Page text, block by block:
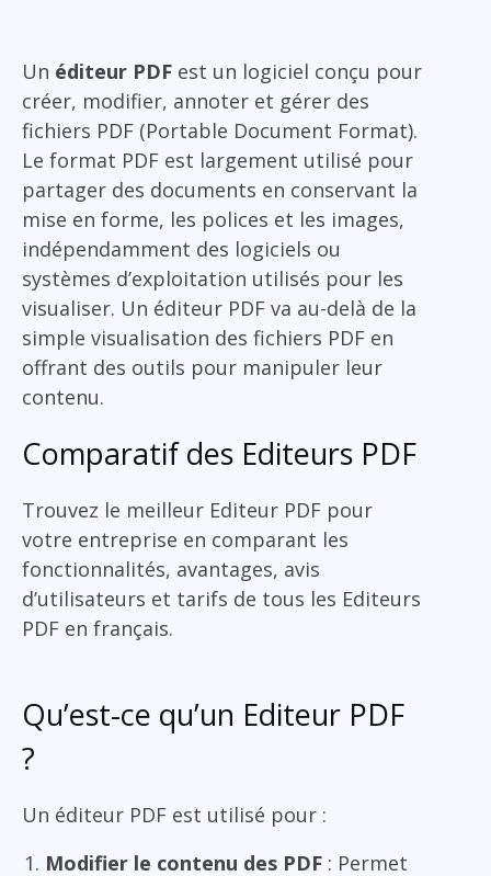
Un éditeur PDF est un logiciel conçu pour
créer, modifier, annoter et gérer des
fichiers PDF (Portable Document Format).
Le format PDF est largement utilisé pour
partager des documents en conservant la
mise en forme, les polices et les images,
indépendamment des logiciels ou
systèmes d’exploitation utilisés pour les
visualiser. Un éditeur PDF va au-delà de la
simple visualisation des fichiers PDF en
offrant des outils pour manipuler leur
contenu.
Comparatif des Editeurs PDF
Trouvez le meilleur Editeur PDF pour
votre entreprise en comparant les
fonctionnalités, avantages, avis
d’utilisateurs et tarifs de tous les Editeurs
PDF en français.
Qu’est-ce qu’un Editeur PDF
?
Un éditeur PDF est utilisé pour :
Modifier le contenu des PDF : Permet